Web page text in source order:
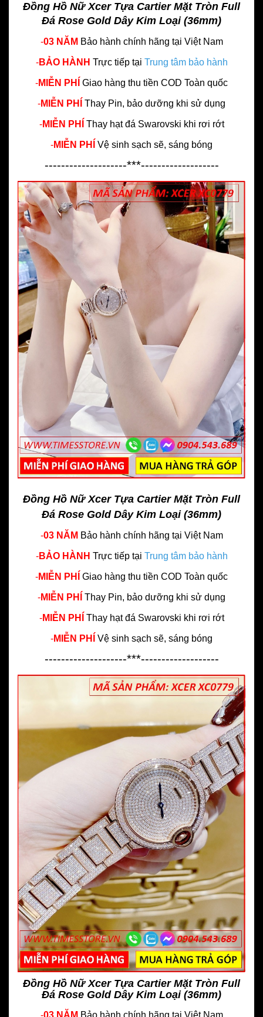
Đồng Hồ Nữ Xcer Tựa Cartier Mặt Tròn Full
Đá Rose Gold Dây Kim Loại (36mm)
-03 NĂM Bảo hành chính hãng tại Việt Nam
-BẢO HÀNH Trực tiếp tại Trung tâm bảo hành
-MIỄN PHÍ Giao hàng thu tiền COD Toàn quốc
-MIỄN PHÍ Thay Pin, bảo dưỡng khi sử dụng
-MIỄN PHÍ Thay hạt đá Swarovski khi rơi rớt
-MIỄN PHÍ Vệ sinh sạch sẽ, sáng bóng
--------------------***-------------------
Đồng Hồ Nữ Xcer Tựa Cartier Mặt Tròn Full
Đá Rose Gold Dây Kim Loại (36mm)
-03 NĂM Bảo hành chính hãng tại Việt Nam
-BẢO HÀNH Trực tiếp tại Trung tâm bảo hành
-MIỄN PHÍ Giao hàng thu tiền COD Toàn quốc
-MIỄN PHÍ Thay Pin, bảo dưỡng khi sử dụng
-MIỄN PHÍ Thay hạt đá Swarovski khi rơi rớt
-MIỄN PHÍ Vệ sinh sạch sẽ, sáng bóng
--------------------***-------------------
Đồng Hồ Nữ Xcer Tựa Cartier Mặt Tròn Full
Đá Rose Gold Dây Kim Loại (36mm)